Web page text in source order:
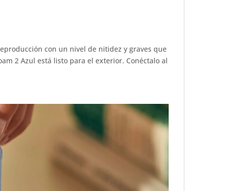
con un nivel de nitidez y graves que
2 Azul está listo para el exterior. Conéctalo al